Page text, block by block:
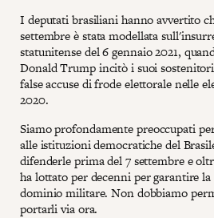
I deputati brasiliani hanno avvertito
settembre è stata modellata
statunitense del 6 gennaio 2021,
Donald Trump incitò i suoi
false accuse di frode elettorale nelle
2020.
Siamo profondamente preoccupati
alle istituzioni democratiche del
difenderle prima del 7 settembre e
ha lottato per decenni per garantire
dominio militare. Non dobbiamo
portarli via ora.